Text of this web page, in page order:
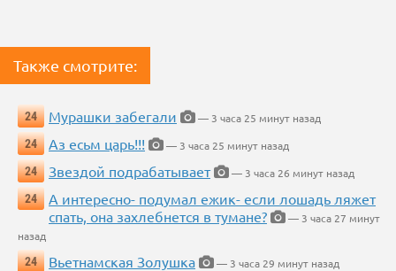
Также смотрите:
24 Мурашки забегали
— 3 часа 25 минут назад
24
Аз есьм царь!!!
— 3 часа 25 минут назад
24
Звездой подрабатывает
— 3 часа 26 минут назад
24
А интересно- подумал ежик- если лошадь ляжет
спать, она захлебнется в тумане?
— 3 часа 27 минут
назад
24
Вьетнамская Золушка
— 3 часа 29 минут назад